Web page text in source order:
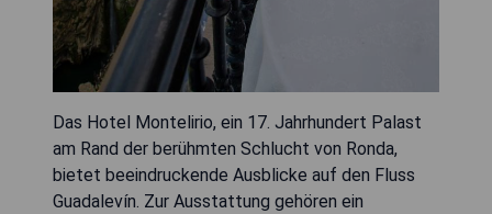
Das Hotel Montelirio, ein 17. Jahrhundert Palast
am Rand der berühmten Schlucht von Ronda,
bietet beeindruckende Ausblicke auf den Fluss
Guadalevín. Zur Ausstattung gehören ein